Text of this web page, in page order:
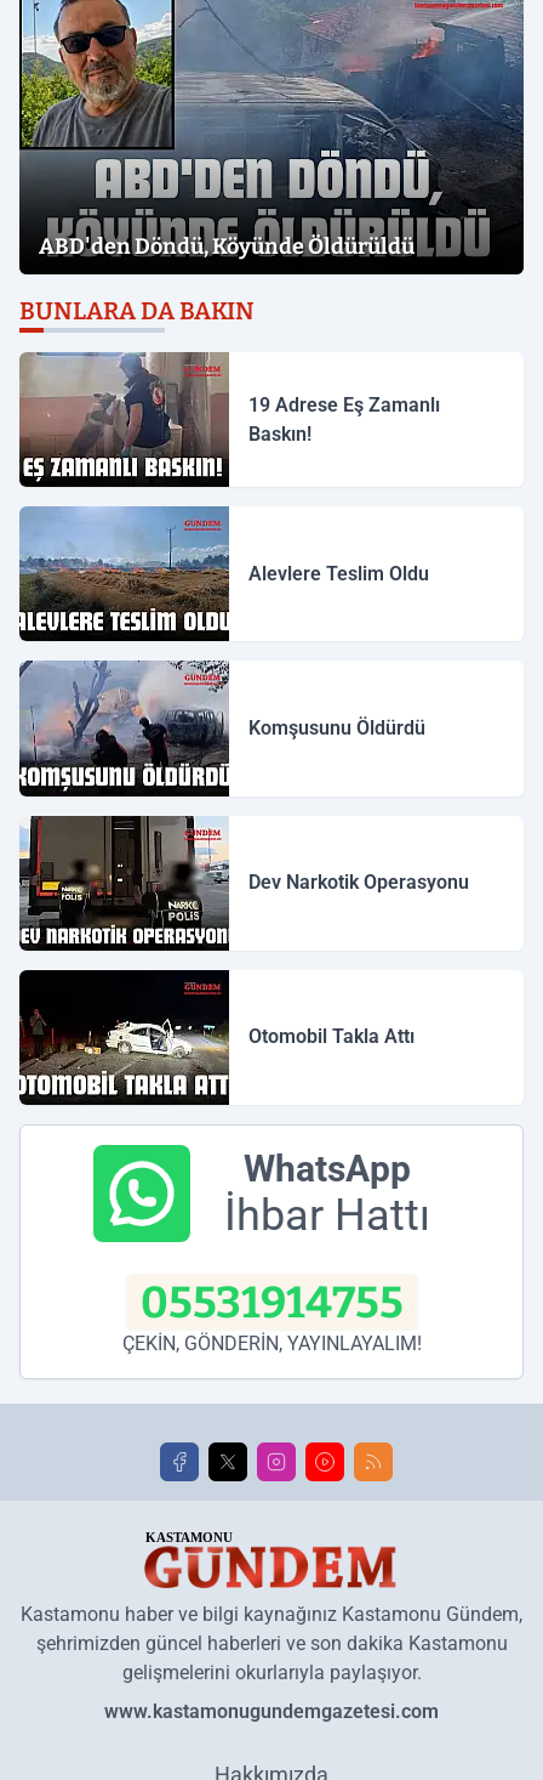
ABD'den Döndü, Köyünde Öldürüldü
BUNLARA DA BAKIN
19 Adrese Eş Zamanlı
Baskın!
Alevlere Teslim Oldu
Komşusunu Öldürdü
Dev Narkotik Operasyonu
Otomobil Takla Attı
WhatsApp
İhbar Hattı
05531914755
ÇEKİN, GÖNDERİN, YAYINLAYALIM!
Kastamonu haber ve bilgi kaynağınız Kastamonu Gündem,
şehrimizden güncel haberleri ve son dakika Kastamonu
gelişmelerini okurlarıyla paylaşıyor.
www.kastamonugundemgazetesi.com
Hakkımızda